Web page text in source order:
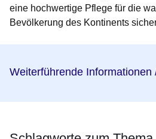
eine hochwertige Pflege für die
Bevölkerung des Kontinents
Weiterführende Informationen